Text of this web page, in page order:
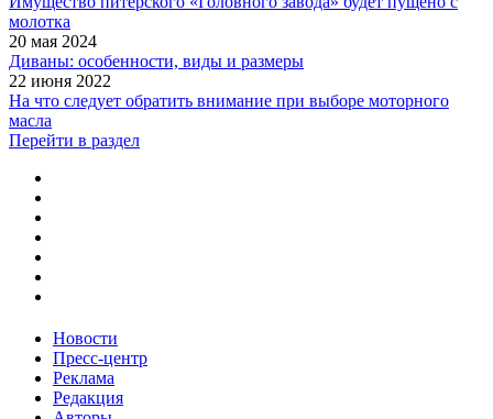
молотка
20 мая 2024
Диваны: особенности, виды и размеры
22 июня 2022
На что следует обратить внимание при выборе моторного
масла
Перейти в раздел
Новости
Пресс-центр
Реклама
Редакция